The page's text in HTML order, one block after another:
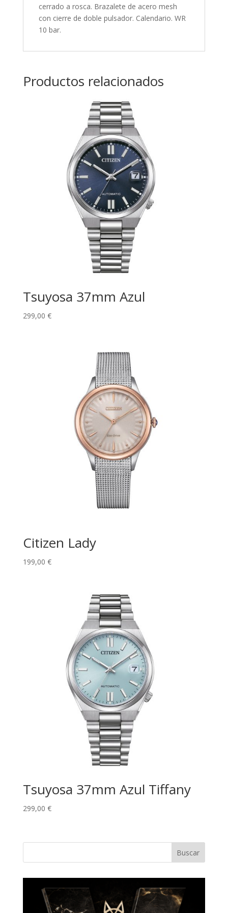
cerrado a rosca. Brazalete de acero mesh
con cierre de doble pulsador. Calendario. WR
10 bar.
Productos relacionados
Tsuyosa 37mm Azul
299,00 €
Citizen Lady
199,00 €
Tsuyosa 37mm Azul Tiffany
299,00 €
Buscar